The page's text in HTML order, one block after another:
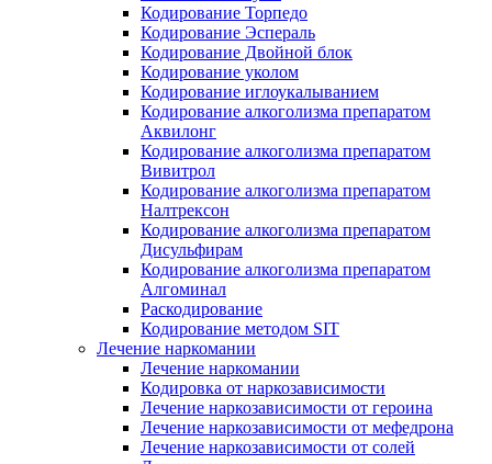
Кодирование Торпедо
Кодирование Эспераль
Кодирование Двойной блок
Кодирование уколом
Кодирование иглоукалыванием
Кодирование алкоголизма препаратом
Аквилонг
Кодирование алкоголизма препаратом
Вивитрол
Кодирование алкоголизма препаратом
Налтрексон
Кодирование алкоголизма препаратом
Дисульфирам
Кодирование алкоголизма препаратом
Алгоминал
Раскодирование
Кодирование методом SIT
Лечение наркомании
Лечение наркомании
Кодировка от наркозависимости
Лечение наркозависимости от героина
Лечение наркозависимости от мефедрона
Лечение наркозависимости от солей